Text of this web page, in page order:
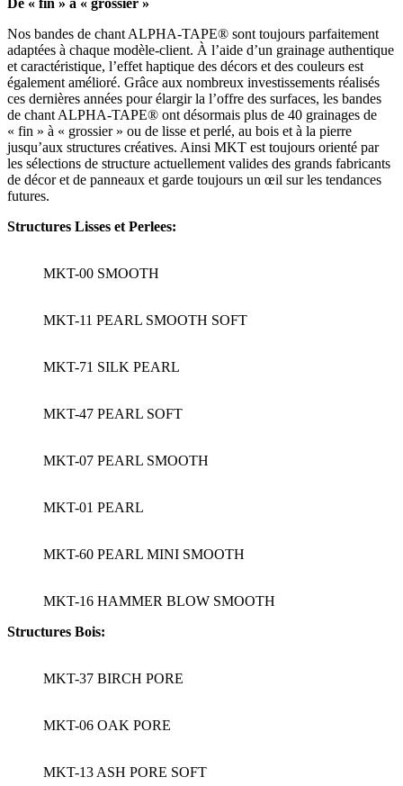
Nos bandes de chant ALPHA-TAPE® sont toujours parfaitement
adaptées à chaque modèle-client. À l’aide d’un grainage authentique
et caractéristique, l’effet haptique des décors et des couleurs est
également amélioré. Grâce aux nombreux investissements réalisés
ces dernières années pour élargir la l’offre des surfaces, les bandes
de chant ALPHA-TAPE® ont désormais plus de 40 grainages de
« fin » à « grossier » ou de lisse et perlé, au bois et à la pierre
jusqu’aux structures créatives. Ainsi MKT est toujours orienté par
les sélections de structure actuellement valides des grands fabricants
de décor et de panneaux et garde toujours un œil sur les tendances
futures.
Structures Lisses et Perlees:
MKT-00 SMOOTH
MKT-11 PEARL SMOOTH SOFT
MKT-71 SILK PEARL
MKT-47 PEARL SOFT
MKT-07 PEARL SMOOTH
MKT-01 PEARL
MKT-60 PEARL MINI SMOOTH
MKT-16 HAMMER BLOW SMOOTH
Structures Bois:
MKT-37 BIRCH PORE
MKT-06 OAK PORE
MKT-13 ASH PORE SOFT